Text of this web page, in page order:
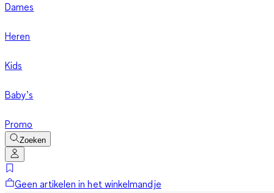
Dames
Heren
Kids
Baby’s
Promo
Zoeken
Geen artikelen in het winkelmandje